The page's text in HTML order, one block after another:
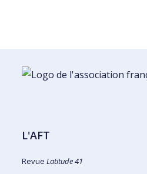
L'AFT
RevueLatitude 41